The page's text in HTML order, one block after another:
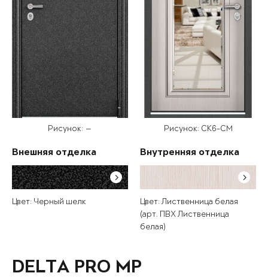
Рисунок: —
Внешняя отделка
Цвет: Черный шелк
Рисунок: СК6-СМ
Внутренняя отделка
Цвет: Лиственница белая
(арт. ПВХ Лиственница
белая)
DELTA PRO MP